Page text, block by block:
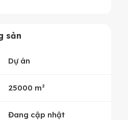
sản
Dự án
25000 m²
Đang cập nhật